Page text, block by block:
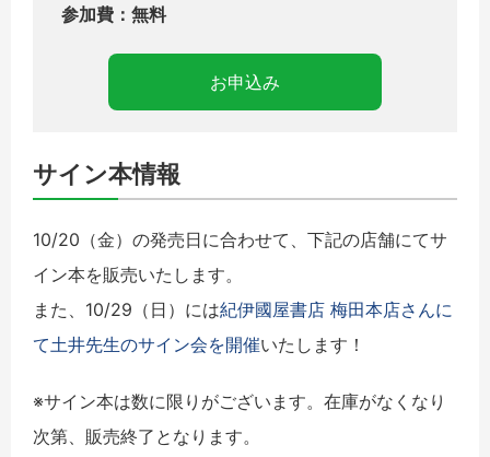
参加費：無料
お申込み
サイン本情報
10/20（金）の発売日に合わせて、下記の店舗にてサ
イン本を販売いたします。
また、10/29（日）には紀伊國屋書店 梅田本店さんに
て土井先生のサイン会を開催いたします！
※サイン本は数に限りがございます。在庫がなくなり
次第、販売終了となります。